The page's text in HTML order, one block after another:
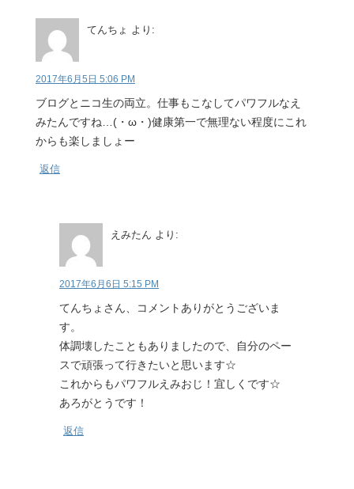
てんちょ より:
2017年6月5日 5:06 PM
ブログとニコ生の両立。仕事もこなしてパワフルなえ
みたんですね…(・ω・)健康第一で無理ない程度にこれ
からも楽しましょー
返信
えみたん より:
2017年6月6日 5:15 PM
てんちょさん、コメントありがとうございま
す。
体調壊したこともありましたので、自分のペー
スで頑張って行きたいと思います☆
これからもパワフルえみおじ！宜しくです☆
あろがとうです！
返信